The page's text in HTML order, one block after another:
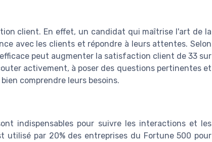
client. En effet, un candidat qui maîtrise l'art de la
avec les clients et répondre à leurs attentes. Selon
peut augmenter la satisfaction client de 33 sur
activement, à poser des questions pertinentes et
comprendre leurs besoins.
indispensables pour suivre les interactions et les
utilisé par 20% des entreprises du Fortune 500 pour